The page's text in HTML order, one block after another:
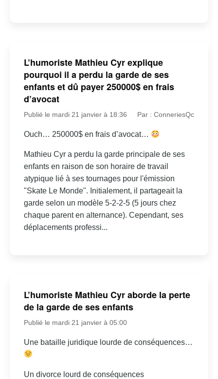
L’humoriste Mathieu Cyr explique
pourquoi il a perdu la garde de ses
enfants et dû payer 250000$ en frais
d’avocat
Publié le mardi 21 janvier à 18:36 Par : ConneriesQc
Ouch… 250000$ en frais d’avocat…
Mathieu Cyr a perdu la garde principale de ses
enfants en raison de son horaire de travail
atypique lié à ses tournages pour l'émission
"Skate Le Monde". Initialement, il partageait la
garde selon un modèle 5-2-2-5 (5 jours chez
chaque parent en alternance). Cependant, ses
déplacements professi...
L’humoriste Mathieu Cyr aborde la perte
de la garde de ses enfants
Publié le mardi 21 janvier à 05:00
Une bataille juridique lourde de conséquences…
Un divorce lourd de conséquences